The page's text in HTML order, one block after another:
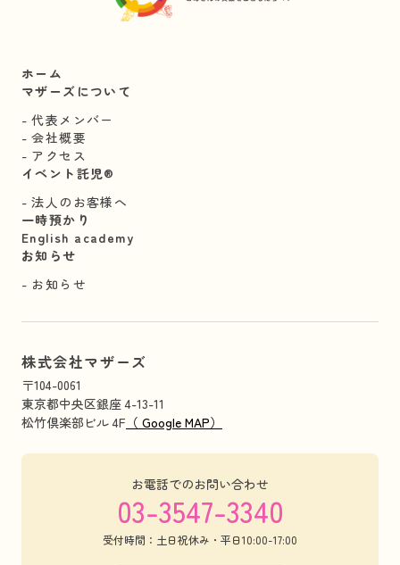
ホーム
マザーズについて
代表メンバー
会社概要
アクセス
イベント託児®︎
法人のお客様へ
一時預かり
English academy
お知らせ
お知らせ
株式会社マザーズ
〒104-0061
東京都中央区銀座 4-13-11
松竹倶楽部ビル 4F （ Google MAP）
お電話でのお問い合わせ
03-3547-3340
受付時間：土日祝休み・平日10:00-17:00